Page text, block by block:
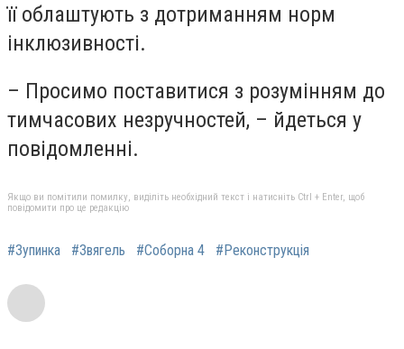
її облаштують з дотриманням норм
інклюзивності.
– Просимо поставитися з розумінням до
тимчасових незручностей, – йдеться у
повідомленні.
Якщо ви помітили помилку, виділіть необхідний текст і натисніть Ctrl + Enter, щоб
повідомити про це редакцію
#Зупинка #Звягель #Соборна 4 #Реконструкція